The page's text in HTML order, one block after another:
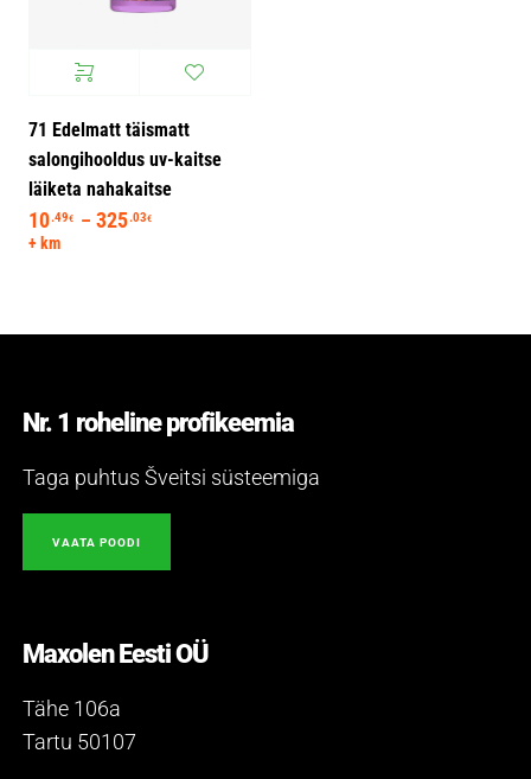
71 Edelmatt täismatt
salongihooldus uv-kaitse
läiketa nahakaitse
10.49€ – 325.03€
+ km
Nr. 1 roheline profikeemia
Taga puhtus Šveitsi süsteemiga
VAATA POODI
Maxolen Eesti OÜ
Tähe 106a
Tartu 50107